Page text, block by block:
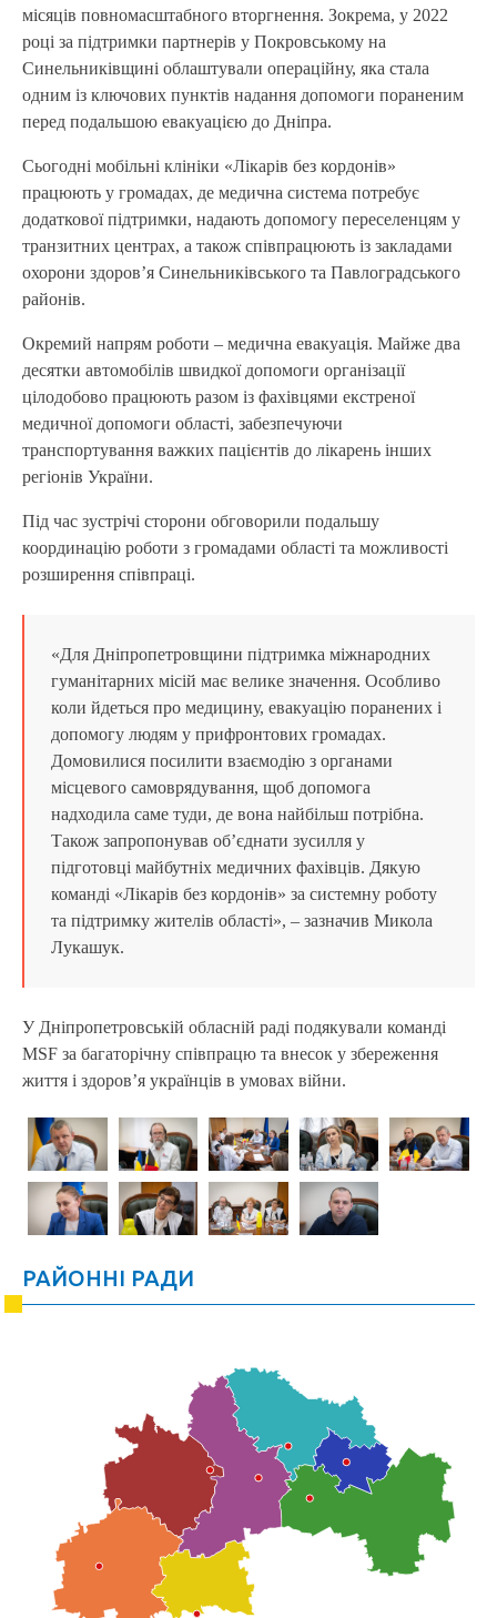
місяців повномасштабного вторгнення. Зокрема, у 2022
році за підтримки партнерів у Покровському на
Синельниківщині облаштували операційну, яка стала
одним із ключових пунктів надання допомоги пораненим
перед подальшою евакуацією до Дніпра.
Сьогодні мобільні клініки «Лікарів без кордонів»
працюють у громадах, де медична система потребує
додаткової підтримки, надають допомогу переселенцям у
транзитних центрах, а також співпрацюють із закладами
охорони здоров’я Синельниківського та Павлоградського
районів.
Окремий напрям роботи – медична евакуація. Майже два
десятки автомобілів швидкої допомоги організації
цілодобово працюють разом із фахівцями екстреної
медичної допомоги області, забезпечуючи
транспортування важких пацієнтів до лікарень інших
регіонів України.
Під час зустрічі сторони обговорили подальшу
координацію роботи з громадами області та можливості
розширення співпраці.
«Для Дніпропетровщини підтримка міжнародних
гуманітарних місій має велике значення. Особливо
коли йдеться про медицину, евакуацію поранених і
допомогу людям у прифронтових громадах.
Домовилися посилити взаємодію з органами
місцевого самоврядування, щоб допомога
надходила саме туди, де вона найбільш потрібна.
Також запропонував об’єднати зусилля у
підготовці майбутніх медичних фахівців. Дякую
команді «Лікарів без кордонів» за системну роботу
та підтримку жителів області», – зазначив Микола
Лукашук.
У Дніпропетровській обласній раді подякували команді
MSF за багаторічну співпрацю та внесок у збереження
життя і здоров’я українців в умовах війни.
РАЙОННІ РАДИ